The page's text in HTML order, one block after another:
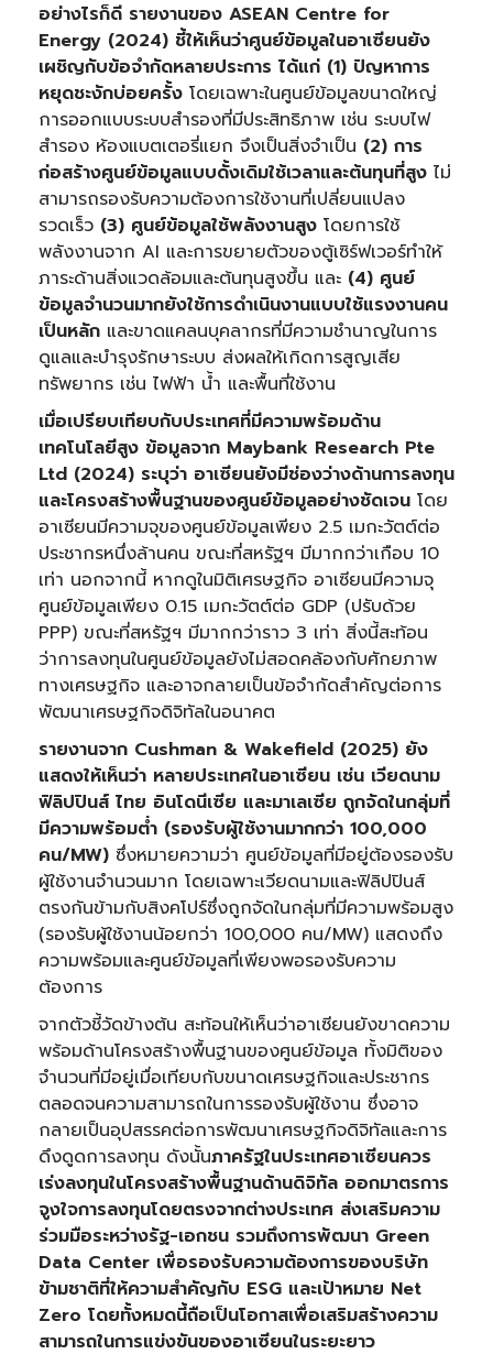
อย่างไรก็ดี รายงานของ ASEAN Centre for
Energy (2024) ชี้ให้เห็นว่าศูนย์ข้อมูลในอาเซียนยัง
เผชิญกับข้อจำกัดหลายประการ ได้แก่ (1) ปัญหาการ
หยุดชะงักบ่อยครั้ง โดยเฉพาะในศูนย์ข้อมูลขนาดใหญ่
การออกแบบระบบสำรองที่มีประสิทธิภาพ เช่น ระบบไฟ
สำรอง ห้องแบตเตอรี่แยก จึงเป็นสิ่งจำเป็น (2) การ
ก่อสร้างศูนย์ข้อมูลแบบดั้งเดิมใช้เวลาและต้นทุนที่สูง ไม่
สามารถรองรับความต้องการใช้งานที่เปลี่ยนแปลง
รวดเร็ว (3) ศูนย์ข้อมูลใช้พลังงานสูง โดยการใช้
พลังงานจาก AI และการขยายตัวของตู้เซิร์ฟเวอร์ทำให้
ภาระด้านสิ่งแวดล้อมและต้นทุนสูงขึ้น และ (4) ศูนย์
ข้อมูลจำนวนมากยังใช้การดำเนินงานแบบใช้แรงงานคน
เป็นหลัก และขาดแคลนบุคลากรที่มีความชำนาญในการ
ดูแลและบำรุงรักษาระบบ ส่งผลให้เกิดการสูญเสีย
ทรัพยากร เช่น ไฟฟ้า น้ำ และพื้นที่ใช้งาน
เมื่อเปรียบเทียบกับประเทศที่มีความพร้อมด้าน
เทคโนโลยีสูง ข้อมูลจาก Maybank Research Pte
Ltd (2024) ระบุว่า อาเซียนยังมีช่องว่างด้านการลงทุน
และโครงสร้างพื้นฐานของศูนย์ข้อมูลอย่างชัดเจน โดย
อาเซียนมีความจุของศูนย์ข้อมูลเพียง 2.5 เมกะวัตต์ต่อ
ประชากรหนึ่งล้านคน ขณะที่สหรัฐฯ มีมากกว่าเกือบ 10
เท่า นอกจากนี้ หากดูในมิติเศรษฐกิจ อาเซียนมีความจุ
ศูนย์ข้อมูลเพียง 0.15 เมกะวัตต์ต่อ GDP (ปรับด้วย
PPP) ขณะที่สหรัฐฯ มีมากกว่าราว 3 เท่า สิ่งนี้สะท้อน
ว่าการลงทุนในศูนย์ข้อมูลยังไม่สอดคล้องกับศักยภาพ
ทางเศรษฐกิจ และอาจกลายเป็นข้อจำกัดสำคัญต่อการ
พัฒนาเศรษฐกิจดิจิทัลในอนาคต
รายงานจาก Cushman & Wakefield (2025) ยัง
แสดงให้เห็นว่า หลายประเทศในอาเซียน เช่น เวียดนาม
ฟิลิปปินส์ ไทย อินโดนีเซีย และมาเลเซีย ถูกจัดในกลุ่มที่
มีความพร้อมต่ำ (รองรับผู้ใช้งานมากกว่า 100,000
คน/MW) ซึ่งหมายความว่า ศูนย์ข้อมูลที่มีอยู่ต้องรองรับ
ผู้ใช้งานจำนวนมาก โดยเฉพาะเวียดนามและฟิลิปปินส์
ตรงกันข้ามกับสิงคโปร์ซึ่งถูกจัดในกลุ่มที่มีความพร้อมสูง
(รองรับผู้ใช้งานน้อยกว่า 100,000 คน/MW) แสดงถึง
ความพร้อมและศูนย์ข้อมูลที่เพียงพอรองรับความ
ต้องการ
จากตัวชี้วัดข้างต้น สะท้อนให้เห็นว่าอาเซียนยังขาดความ
พร้อมด้านโครงสร้างพื้นฐานของศูนย์ข้อมูล ทั้งมิติของ
จำนวนที่มีอยู่เมื่อเทียบกับขนาดเศรษฐกิจและประชากร
ตลอดจนความสามารถในการรองรับผู้ใช้งาน ซึ่งอาจ
กลายเป็นอุปสรรคต่อการพัฒนาเศรษฐกิจดิจิทัลและการ
ดึงดูดการลงทุน ดังนั้นภาครัฐในประเทศอาเซียนควร
เร่งลงทุนในโครงสร้างพื้นฐานด้านดิจิทัล ออกมาตรการ
จูงใจการลงทุนโดยตรงจากต่างประเทศ ส่งเสริมความ
ร่วมมือระหว่างรัฐ-เอกชน รวมถึงการพัฒนา Green
Data Center เพื่อรองรับความต้องการของบริษัท
ข้ามชาติที่ให้ความสำคัญกับ ESG และเป้าหมาย Net
Zero โดยทั้งหมดนี้ถือเป็นโอกาสเพื่อเสริมสร้างความ
สามารถในการแข่งขันของอาเซียนในระยะยาว